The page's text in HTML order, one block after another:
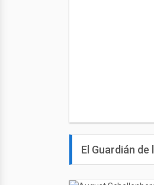
El Guardián